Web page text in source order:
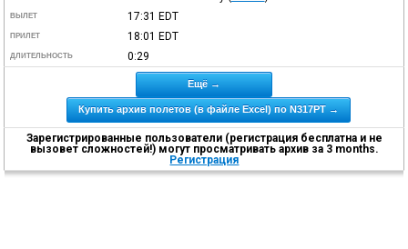
ВЫЛЕТ 17:31 EDT
ПРИЛЕТ 18:01 EDT
ДЛИТЕЛЬНОСТЬ 0:29
Ещё →
Купить архив полетов (в файле Excel) по N317PT →
Зарегистрированные пользователи (регистрация бесплатна и не
вызовет сложностей!) могут просматривать архив за 3 months.
Регистрация